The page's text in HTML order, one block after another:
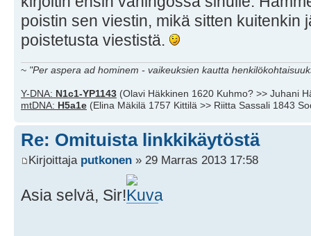
poistin sen viestin, mikä sitten kuitenkin
poistetusta viestistä.
~ "Per aspera ad hominem - vaikeuksien kautta
Y-DNA: N1c1-YP1143 (Olavi Häkkinen 1620 Kuhmo? >> Juhani
mtDNA: H5a1e (Elina Mäkilä 1757 Kittilä >> Riitta Sassali 1843
Re: Omituista linkkikäytöstä
Kirjoittaja putkonen » 29 Marras 2013 17:58
Asia selvä, Sir!